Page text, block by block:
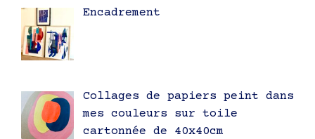
Encadrement
Collages de papiers peint dans
mes couleurs sur toile
cartonnée de 40x40cm